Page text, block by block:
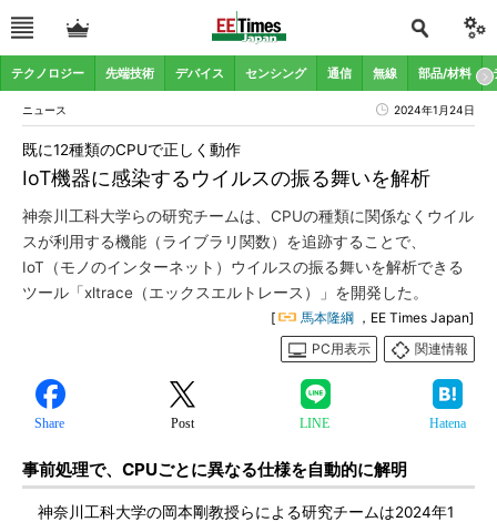
テクノロジー 先端技術 デバイス センシング 通信 無線 部品/材料
ニュース 2024年1月24日
IoT機器に感染するウイルスの振る舞いを解析
既に12種類のCPUで正しく動作
神奈川工科大学らの研究チームは、CPUの種類に関係なくウイル
スが利用する機能（ライブラリ関数）を追跡することで、
IoT（モノのインターネット）ウイルスの振る舞いを解析できる
ツール「xltrace（エックスエルトレース）」を開発した。
[ 馬本隆綱 ，EE Times Japan]
PC用表示
関連情報
Share Post LINE Hatena
事前処理で、CPUごとに異なる仕様を自動的に解明
神奈川工科大学の岡本剛教授らによる研究チームは2024年1